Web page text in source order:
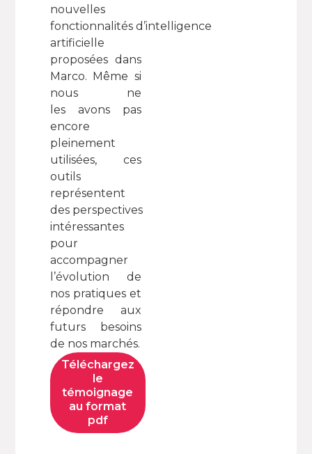
nouvelles
fonctionnalités d’intelligence
artificielle
proposées dans
Marco. Même si
nous ne
les avons pas
encore
pleinement
utilisées, ces
outils
représentent
des perspectives
intéressantes
pour
accompagner
l’évolution de
nos pratiques et
répondre aux
futurs besoins
de nos marchés.
Téléchargez
le
témoignage
au format
pdf